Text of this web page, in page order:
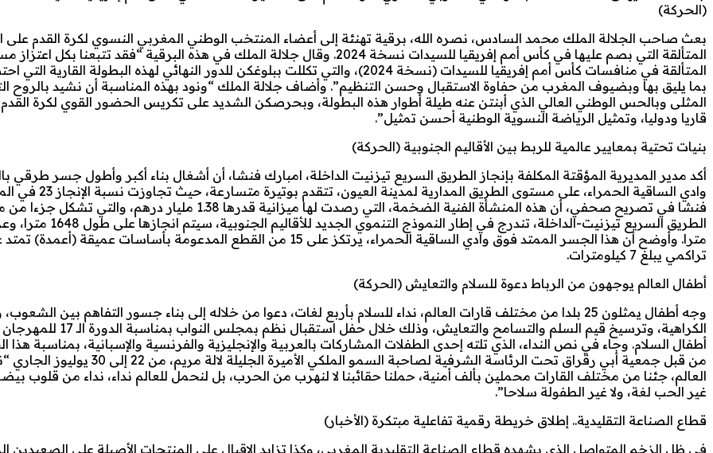
(الحركة)
بعث صاحب الجلالة الملك محمد السادس، نصره الله، برقية تهنئة إلى أعضاء المنتخب الوطني المغربي النسوي لكرة القدم على
المتألقة التي بصم عليها في كأس أمم إفريقيا للسيدات نسخة 2024. وقال جلالة الملك في هذه البرقية “فقد تتبعنا بكل
المتألقة في منافسات كأس أمم إفريقيا للسيدات (نسخة 2024)، والتي تكللت ببلوغكن للدور النهائي لهذه البطولة القارية
بما يليق بها وبضيوف المغرب من حفاوة الاستقبال وحسن التنظيم”. وأضاف جلالة الملك “ونود بهذه المناسبة أن نشيد بالروح
المثلى وبالحس الوطني العالي الذي أبنتن عنه طيلة أطوار هذه البطولة، وبحرصكن الشديد على تكريس الحضور القوي لكرة القدم
قاريا ودوليا، وتمثيل الرياضة النسوية الوطنية أحسن تمثيل”.
بنيات تحتية بمعايير عالمية للربط بين الأقاليم الجنوبية (الحركة)
أكد مدير المديرية المؤقتة المكلفة بإنجاز الطريق السريع تيزنيت الداخلة، امبارك فنشا، أن أشغال بناء أكبر وأطول جسر طرقي
وادي الساقية الحمراء، على مستوى الطريق
فنشا في تصريح صحفي، أن هذه المنشأة الفنية الضخمة، التي رصدت لها ميزانية قدرها 1.38 مليار درهم،
مترا. وأوضح أن هذا الجسر الممتد فوق وادي الساقية الحمراء، يرتكز على 15 من القطع المدعومة بأساسات عميقة
تراكمي يبلغ 7 كيلومترات.
أطفال العالم يوجهون من الرباط دعوة للسلام والتعايش (الحركة)
وجه أطفال يمثلون 25 بلدا من مختلف قارات العالم، نداء للسلام بأربع لغات، دعوا من خلاله إلى بناء جسور التفاهم بين
الكراهية، وترسيخ قيم السلم والتسامح والتعايش، وذلك خلال حفل استقبال
أطفال السلام. وجاء في نص النداء، الذي تلته إحدى الطفلات المشاركات بالعربية والإنجليزية والفرنسية والإسبانية، بمناسبة هذا
من قبل جمعية أبي رقراق تحت الرئاسة الشرفية لصاحبة السمو الملكي الأميرة
العالم، جئنا من مختلف القارات محملين بألف أمنية، حملنا حقائبنا لا لنهرب من الحرب، بل لنحمل للعالم نداء، نداء من قلوب
غير الحب لغة، ولا غير الطفولة سلاحا”.
قطاع الصناعة التقليدية.. إطلاق خريطة رقمية تفاعلية مبتكرة (الأخبار)
في ظل الزخم المتواصل الذي يشهده قطاع الصناعة التقليدية المغربي، وكذا تزايد الإقبال على المنتجات الأصيلة على الصعيدين